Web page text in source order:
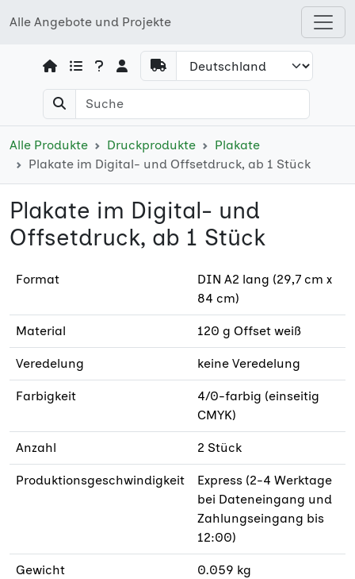
Alle Angebote und Projekte
Open shops menu
Alle Produkte Druckprodukte
Plakate
Plakate im Digital- und Offsetdruck, ab 1 Stück
Plakate im Digital- und
Offsetdruck, ab 1 Stück
Format
DIN A2 lang (29,7 cm x
84 cm)
Material 120 g Offset weiß
Veredelung keine Veredelung
Farbigkeit
4/0-farbig (einseitig
CMYK)
Anzahl 2 Stück
Produktionsgeschwindigkeit
Express (2-4 Werktage
bei Dateneingang und
Zahlungseingang bis
12:00)
Gewicht 0.059 kg